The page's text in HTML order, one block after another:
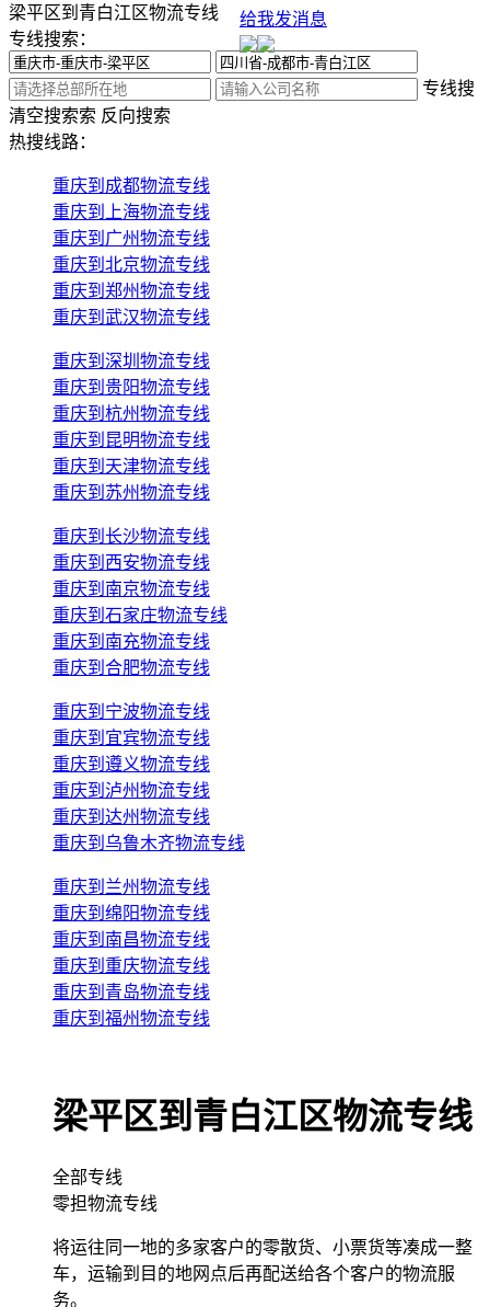
梁平区到青白江区物流专线
专线搜索：
专线搜
索 反向搜索
清空搜索
热搜线路：
重庆到成都物流专线
重庆到上海物流专线
重庆到广州物流专线
重庆到北京物流专线
重庆到郑州物流专线
重庆到武汉物流专线
重庆到深圳物流专线
重庆到贵阳物流专线
重庆到杭州物流专线
重庆到昆明物流专线
重庆到天津物流专线
重庆到苏州物流专线
重庆到长沙物流专线
重庆到西安物流专线
重庆到南京物流专线
重庆到石家庄物流专线
重庆到南充物流专线
重庆到合肥物流专线
重庆到宁波物流专线
重庆到宜宾物流专线
重庆到遵义物流专线
重庆到泸州物流专线
重庆到达州物流专线
重庆到乌鲁木齐物流专线
重庆到兰州物流专线
重庆到绵阳物流专线
重庆到南昌物流专线
重庆到重庆物流专线
重庆到青岛物流专线
重庆到福州物流专线
梁平区到青白江区物流专线
全部专线
零担物流专线
将运往同一地的多家客户的零散货、小票货等凑成一整
车，运输到目的地网点后再配送给各个客户的物流服
务。